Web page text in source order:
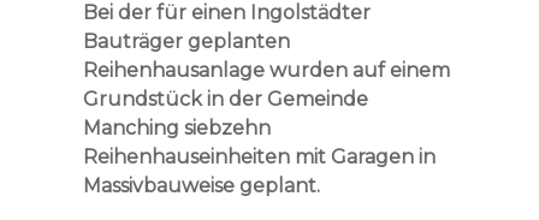
Bei der für einen Ingolstädter
Bauträger geplanten
Reihenhausanlage wurden auf einem
Grundstück in der Gemeinde
Manching siebzehn
Reihenhauseinheiten mit Garagen in
Massivbauweise geplant.